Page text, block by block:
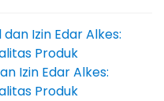
Izin Edar Alkes:
Produk